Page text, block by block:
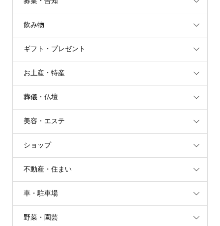
飲み物
ギフト・プレゼント
お土産・特産
葬儀・仏壇
美容・エステ
ショップ
不動産・住まい
車・駐車場
野菜・園芸